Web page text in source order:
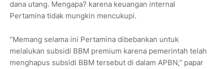
dana utang. Mengapa? karena keuangan internal
Pertamina tidak mungkin mencukupi.
“Memang selama ini Pertamina dibebankan untuk
melalukan subsidi BBM premium karena pemerintah telah
menghapus subsidi BBM tersebut di dalam APBN,” papar